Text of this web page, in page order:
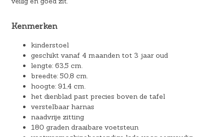
Kenmerken
kinderstoel
geschikt vanaf 4 maanden tot 3 jaar oud
lengte: 63,5 cm.
breedte: 50,8 cm.
hoogte: 91,4 cm.
het dienblad past precies boven de tafel
verstelbaar harnas
naadvrije zitting
180 graden draaibare voetsteun